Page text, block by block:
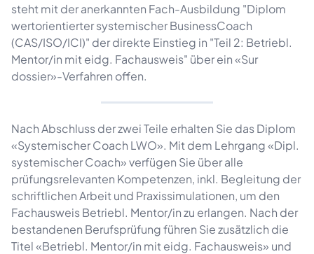
steht mit der anerkannten Fach-Ausbildung "Diplom
wertorientierter systemischer BusinessCoach
(CAS/ISO/ICI)" der direkte Einstieg in "Teil 2: Betriebl.
Mentor/in mit eidg. Fachausweis" über ein «Sur
dossier»-Verfahren offen.
Nach Abschluss der zwei Teile erhalten Sie das Diplom
«Systemischer Coach LWO». Mit dem Lehrgang «Dipl.
systemischer Coach» verfügen Sie über alle
prüfungsrelevanten Kompetenzen, inkl. Begleitung der
schriftlichen Arbeit und Praxissimulationen, um den
Fachausweis Betriebl. Mentor/in zu erlangen. Nach der
bestandenen Berufsprüfung führen Sie zusätzlich die
Titel «Betriebl. Mentor/in mit eidg. Fachausweis» und